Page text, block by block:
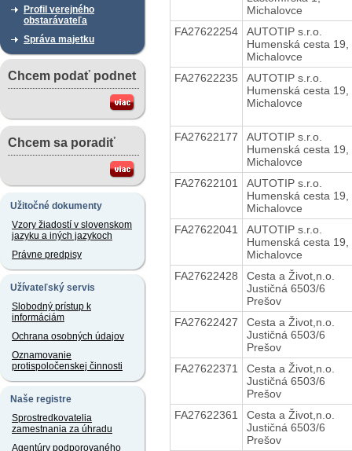
Profil verejného
obstarávateľa
Správa majetku
Chcem podať podnet
Chcem sa poradiť
Užitočné dokumenty
Vzory žiadostí v slovenskom
jazyku a iných jazykoch
Právne predpisy
Užívateľský servis
Slobodný prístup k
informáciám
Ochrana osobných údajov
Oznamovanie
protispoločenskej činnosti
Naše registre
Sprostredkovatelia
zamestnania za úhradu
Agentúry podporovaného
Michalovce
FA27622254
AUTOTIP s.r.o.
Humenská cesta 19,
Michalovce
FA27622235
AUTOTIP s.r.o.
Humenská cesta 19,
Michalovce
FA27622177
AUTOTIP s.r.o.
Humenská cesta 19,
Michalovce
FA27622101
AUTOTIP s.r.o.
Humenská cesta 19,
Michalovce
FA27622041
AUTOTIP s.r.o.
Humenská cesta 19,
Michalovce
FA27622428
Cesta a Život,n.o.
Justičná 6503/6
Prešov
FA27622427
Cesta a Život,n.o.
Justičná 6503/6
Prešov
FA27622371
Cesta a Život,n.o.
Justičná 6503/6
Prešov
FA27622361
Cesta a Život,n.o.
Justičná 6503/6
Prešov